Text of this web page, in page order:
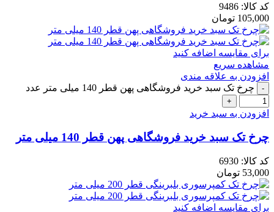
کد کالا: 9486
105,000 تومان
برای مقایسه اضافه کنید
مشاهده سریع
افزودن به علاقه مندی
چرخ تک سبد خرید فروشگاهی پهن قطر 140 میلی متر عدد
افزودن به سبد خرید
چرخ تک سبد خرید فروشگاهی پهن قطر 140 میلی متر
کد کالا: 6930
53,000 تومان
برای مقایسه اضافه کنید